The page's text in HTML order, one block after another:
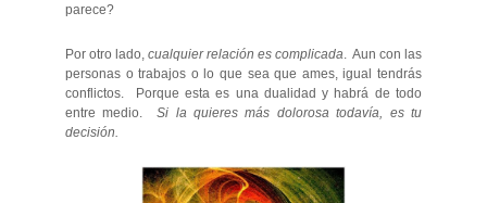
parece?
Por otro lado, cualquier relación es complicada . Aun con las
personas o trabajos o lo que sea que ames, igual tendrás
conflictos. Porque esta es una dualidad y habrá de todo
entre medio.Si la quieres más dolorosa todavía, es tu
decisión.